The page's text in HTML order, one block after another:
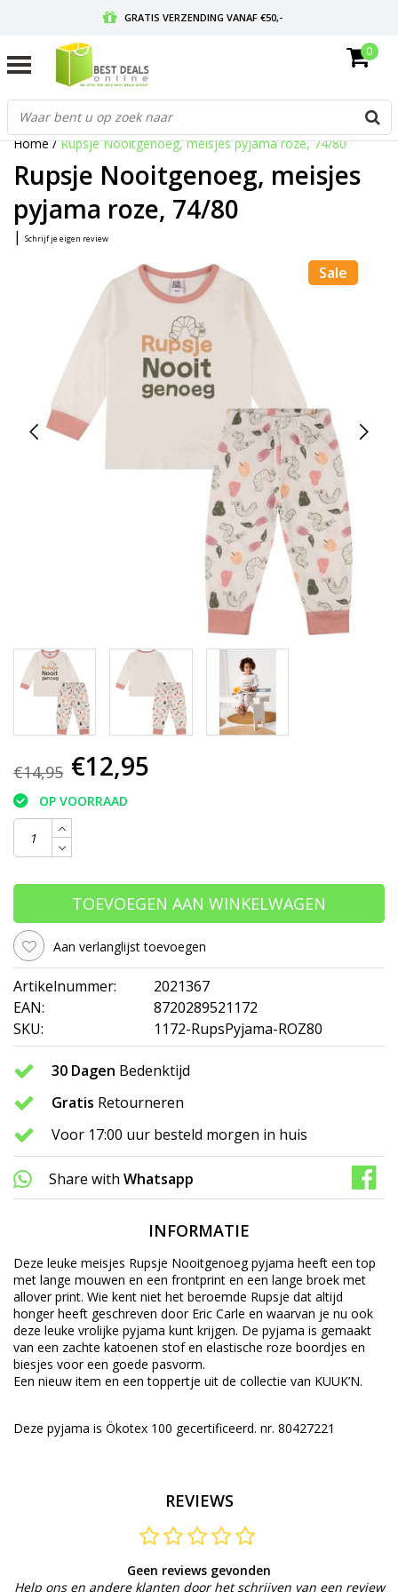
GRATIS VERZENDING VANAF €50,-
GRATIS RETOURNEREN EN 30 DAGEN BEDENKTIJD
0
Home/Rupsje Nooitgenoeg, meisjes pyjama roze, 74/80
Rupsje Nooitgenoeg, meisjes
pyjama roze, 74/80
| Schrijf je eigen review
Sale
€14,95 €12,95
OP VOORRAAD
TOEVOEGEN AAN WINKELWAGEN
Aan verlanglijst toevoegen
Artikelnummer:
2021367
EAN:
8720289521172
SKU:
1172-RupsPyjama-ROZ80
30 Dagen Bedenktijd
Gratis Retourneren
Voor 17:00 uur besteld morgen in huis
Share with Whatsapp
INFORMATIE
Deze leuke meisjes Rupsje Nooitgenoeg pyjama heeft een top
met lange mouwen en een frontprint en een lange broek met
allover print. Wie kent niet het beroemde Rupsje dat altijd
honger heeft geschreven door Eric Carle en waarvan je nu ook
deze leuke vrolijke pyjama kunt krijgen. De pyjama is gemaakt
van een zachte katoenen stof en elastische roze boordjes en
biesjes voor een goede pasvorm.
Een nieuw item en een toppertje uit de collectie van KUUK’N.
Deze pyjama is Ökotex 100 gecertificeerd. nr. 80427221
REVIEWS
Geen reviews gevonden
Help ons en andere klanten door het schrijven van een review